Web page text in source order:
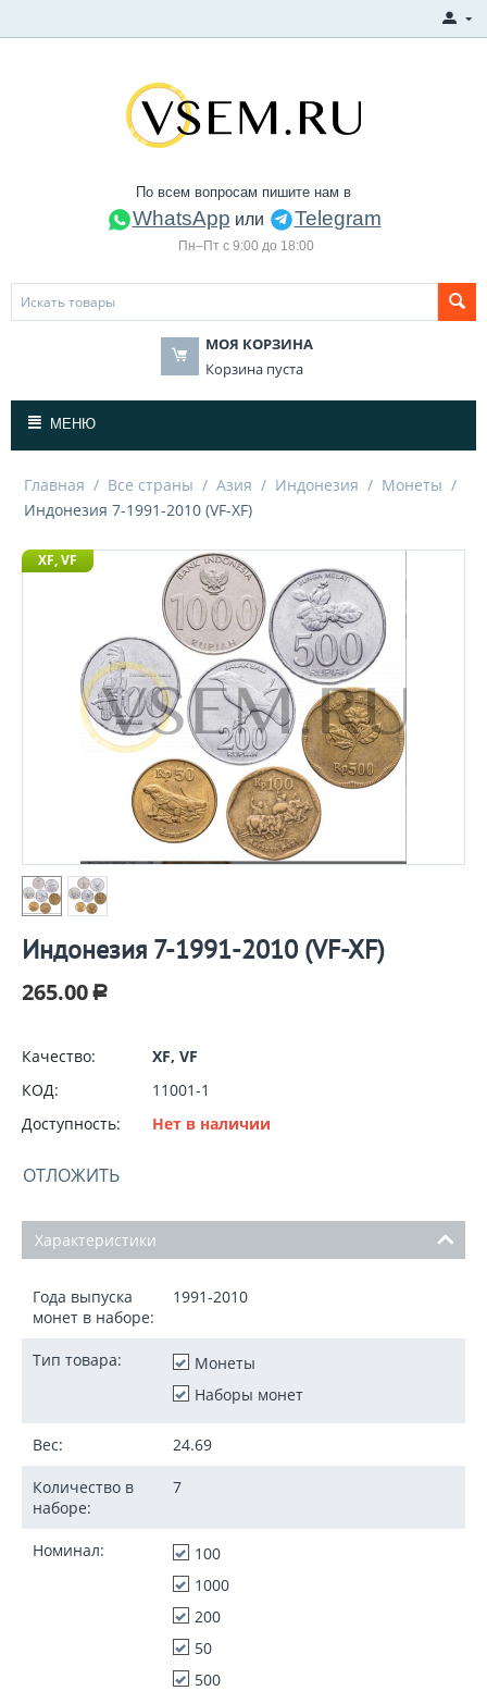
По всем вопросам пишите нам в
WhatsApp или Telegram
Пн–Пт с 9:00 до 18:00
МОЯ КОРЗИНА
Корзина пуста
МЕНЮ
Главная / Все страны / Азия / Индонезия / Монеты /
Индонезия 7-1991-2010 (VF-XF)
XF, VF
Индонезия 7-1991-2010 (VF-XF)
265.00 Р
Качество:
XF, VF
КОД:
11001-1
Доступность:
Нет в наличии
ОТЛОЖИТЬ
Характеристики
Года выпуска
монет в наборе:
1991-2010
Тип товара:
Монеты
Наборы монет
Вес: 24.69
Количество в
наборе:
7
Номинал:
100
1000
200
50
500